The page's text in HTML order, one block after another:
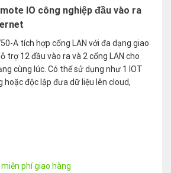
IO công nghiệp đầu vào ra
A tích hợp cổng LAN với đa dạng giao
trợ 12 đầu vào ra và 2 cổng LAN cho
cùng lúc. Có thể sử dụng như 1 IOT
độc lập đưa dữ liệu lên cloud,
phí giao hàng